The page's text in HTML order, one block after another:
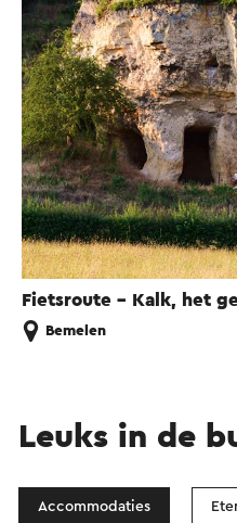
Fietsroute - Kalk, het
Bemelen
Leuks in de
Accommodaties